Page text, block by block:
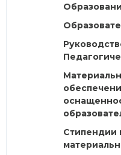
Стипендии